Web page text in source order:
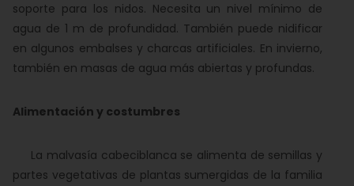
soporte para los nidos. Necesita un nivel mínimo de
agua de 1 m de profundidad. También puede nidificar
en algunos embalses y charcas artificiales. En invierno,
también en masas de agua más abiertas y profundas.
Alimentación y costumbres
La malvasía cabeciblanca se alimenta de semillas y
partes vegetativas de plantas sumergidas de la familia